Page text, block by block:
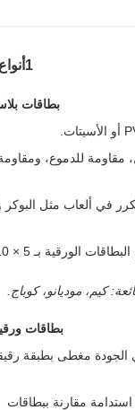
1أنواع بطاقات الكازينو
بطاقات
مقاومة للدموع،
في ألعاب مثل البوكر
فترة العمر أطول من
كيم، موديانو، كوباج.
بطاقات
مغطى بطبقة
مقارنة ببطاقات